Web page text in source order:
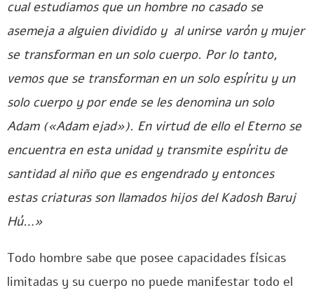
cual estudiamos que un hombre no casado se
asemeja a alguien dividido y al unirse varón y mujer
se transforman en un solo cuerpo. Por lo tanto,
vemos que se transforman en un solo espíritu y un
solo cuerpo y por ende se les denomina un solo
Adam («Adam ejad»). En virtud de ello el Eterno se
encuentra en esta unidad y transmite espíritu de
santidad al niño que es engendrado y entonces
estas criaturas son llamados hijos del Kadosh Baruj
Hú…»
Todo hombre sabe que posee capacidades físicas
limitadas y su cuerpo no puede manifestar todo el